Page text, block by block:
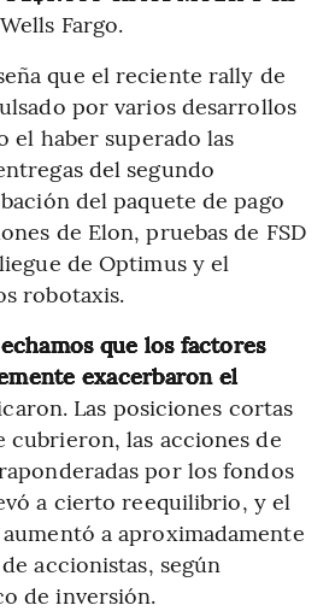
Fargo.
que el reciente rally de
por varios desarrollos
el haber superado las
del segundo
del paquete de pago
de Elon, pruebas de FSD
de Optimus y el
robotaxis.
que los factores
exacerbaron el
Las posiciones cortas
cubrieron, las acciones de
por los fondos
a cierto reequilibrio, y el
a aproximadamente
accionistas, según
de inversión.